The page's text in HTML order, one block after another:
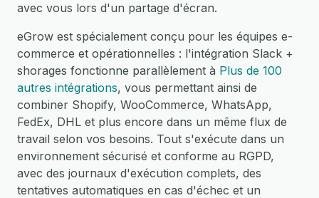
avec vous lors d'un partage d'écran.
eGrow est spécialement conçu pour les équipes e-
commerce et opérationnelles : l'intégration Slack +
shorages fonctionne parallèlement à Plus de 100
autres intégrations, vous permettant ainsi de
combiner Shopify, WooCommerce, WhatsApp,
FedEx, DHL et plus encore dans un même flux de
travail selon vos besoins. Tout s'exécute dans un
environnement sécurisé et conforme au RGPD,
avec des journaux d'exécution complets, des
tentatives automatiques en cas d'échec et un